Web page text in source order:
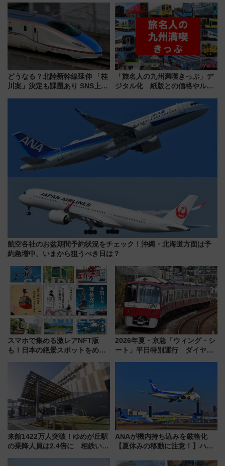
を満喫しよう
品グルメ登場で駅前の過ごし方
はどう変わる？
どうなる？北陸新幹線延伸 「桂
川案」決定も課題あり SNS上の
「旅名人の九州満喫きっぷ」デ
ジタル化 紙版との価格やルー
航空各社のお盆期間予約状況をチェック！沖縄・北海道方面は予
約急増中、いまから狙うべき日は？
スマホで集める激レアNFT版
も！日本の絶景スポットをめぐ
ん)」企画がスタート
2026年夏・京急「ウィング・シ
ート」平日特別運行 ダイヤ・
プランもご紹介
来館1422万人突破！ゆめが丘駅
の乗降人員は2.4倍に 相鉄いず
ANAが機内持ち込みを厳格化
【夏休みの移動に注意！】ハン